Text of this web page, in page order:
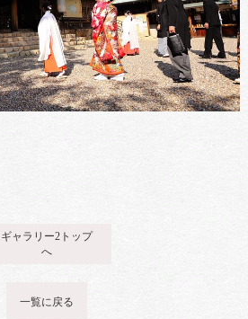
ギャラリー2トップ
へ
一覧に戻る